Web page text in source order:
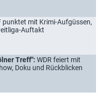
punktet mit Krimi-Aufgüssen,
Auftakt
Treff": WDR feiert mit
Doku und Rückblicken